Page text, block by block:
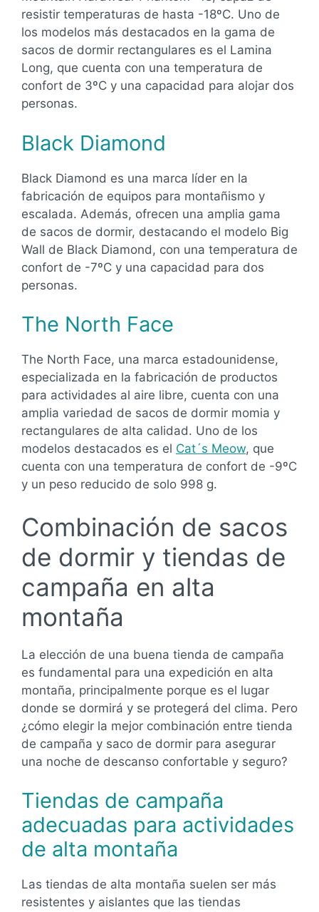
resistir temperaturas de hasta -18ºC. Uno de
los modelos más destacados en la gama de
sacos de dormir rectangulares es el Lamina
Long, que cuenta con una temperatura de
confort de 3ºC y una capacidad para alojar dos
personas.
Black Diamond
Black Diamond es una marca líder en la
fabricación de equipos para montañismo y
escalada. Además, ofrecen una amplia gama
de sacos de dormir, destacando el modelo Big
Wall de Black Diamond, con una temperatura de
confort de -7ºC y una capacidad para dos
personas.
The North Face
The North Face, una marca estadounidense,
especializada en la fabricación de productos
para actividades al aire libre, cuenta con una
amplia variedad de sacos de dormir momia y
rectangulares de alta calidad. Uno de los
modelos destacados es el Cat´s Meow, que
cuenta con una temperatura de confort de -9ºC
y un peso reducido de solo 998 g.
Combinación de sacos
de dormir y tiendas de
campaña en alta
montaña
La elección de una buena tienda de campaña
es fundamental para una expedición en alta
montaña, principalmente porque es el lugar
donde se dormirá y se protegerá del clima. Pero
¿cómo elegir la mejor combinación entre tienda
de campaña y saco de dormir para asegurar
una noche de descanso confortable y seguro?
Tiendas de campaña
adecuadas para actividades
de alta montaña
Las tiendas de alta montaña suelen ser más
resistentes y aislantes que las tiendas